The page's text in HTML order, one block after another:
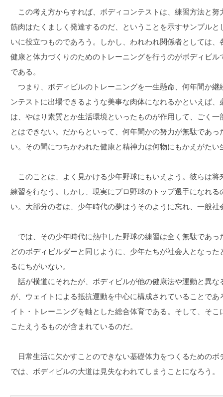
この考え方からすれば、ボディコンテストは、練習方法と努
筋肉はたくましく発達するのだ、ということを示すサンプル
いに役立つものであろう。しかし、われわれ関係者としては
健康と体力づくりのためのトレーニングを行うのがボディビ
である。
つまり、ボディビルのトレーニングを一生懸命、何年間か継
ンテストに出場できるような美事な肉体になれるかといえば
は、やはり素質とか生活環境といったものが作用して、ごく
とはできない。だからといって、何年間かの努力が無駄であ
い。その間につちかわれた健康と精神力は何物にもかえがた
このことは、よく見かける少年野球にもいえよう。彼らは将
練習を行なう。しかし、現実にプロ野球のトップ選手になれ
い。大部分の者は、少年時代の夢はうそのように忘れ、一般
では、その少年時代に熱中した野球の練習は全く無駄であっ
どのボディビルダーと同じように、少年たちが社会人となっ
るにちがいない。
話が横道にそれたが、ボディビルが他の健康法や運動と異な
が、ウェイトによる抵抗運動を中心に構成されていることで
イト・トレーニングを軸とした総合体育である。そして、そ
こたえうるものが含まれているのだ。
日常生活に欠かすことのできない基礎体力をつくるための
では、ボディビルの大道は見失なわれてしまうことになろう。